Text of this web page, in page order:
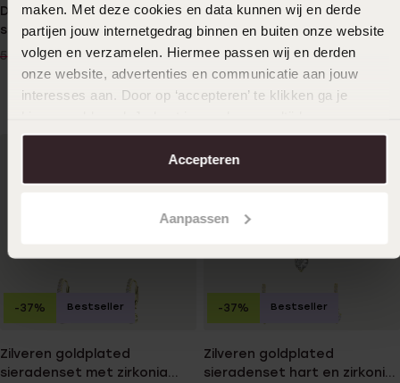
maken. Met deze cookies en data kunnen wij en derde
partijen jouw internetgedrag binnen en buiten onze website
volgen en verzamelen. Hiermee passen wij en derden
onze website, advertenties en communicatie aan jouw
interesses aan. Door op ‘accepteren’ te klikken ga je
aanpassen. Lees er meer over in onscookiebeleid.
Accepteren
Aanpassen
Donna Mae dames horloge
set
59.9930 00
Zilveren sieradenset met
oorbellen en ketting rond
zirkonia
74.994999
Zilveren goldplated
sieradenset met zirkonia
-37% Bestseller
Zilveren goldplated
sieradenset hart en zirkonia
-37% Bestseller